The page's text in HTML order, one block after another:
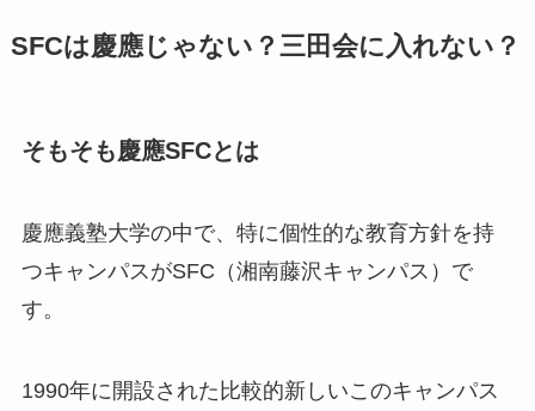
SFCは慶應じゃない？三田会に入れない？
そもそも慶應SFCとは
慶應義塾大学の中で、特に個性的な教育方針を持
つキャンパスがSFC（湘南藤沢キャンパス）で
す。
1990年に開設された比較的新しいこのキャンパス